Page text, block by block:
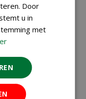
Door
u in
met